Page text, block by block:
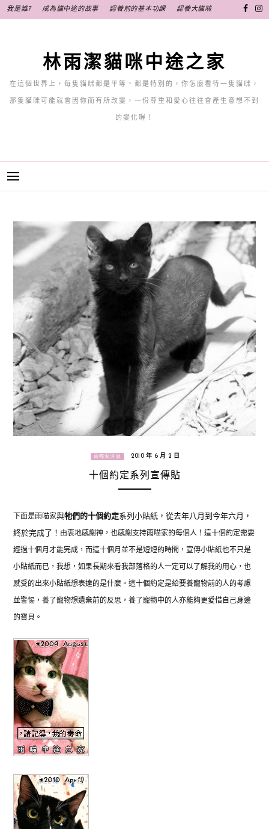
至
我是誰? 成為貓中途的故事 認養前的基本功課 認養大貓咪
林雨潔貓咪中途之家
在這個世界上，每隻貓咪都是平等、都是特別的，你怎麼看待一隻貓咪，
那隻貓咪可能就會因你而有所改變，一份尊重和愛心往往會產生意想不到
的變化喔！
雨喵家消息 2010 年 6 月 2 日
十個約定系列宣傳貼
下面是雨喵家與牠們的十個約定系列小貼紙，從去年八月到今年六月，
終於完成了！ 由衷地感謝神，也感謝支持雨喵家的每個人！ 這十個約定需要
經過十個月才能完成， 而這十個月並不是短短的時間， 宣傳小貼紙也不只是
小貼紙而已， 我想，如果長期來看我部落格的人一定可以了解我的用心， 也
感受的出來小貼紙想表達的是什麼。 這十個約定是給要養寵物前的人的考慮
並警惕， 養了寵物想遺棄前的反思， 養了寵物中的人亦能夠更愛惜自己身邊
的寶貝。